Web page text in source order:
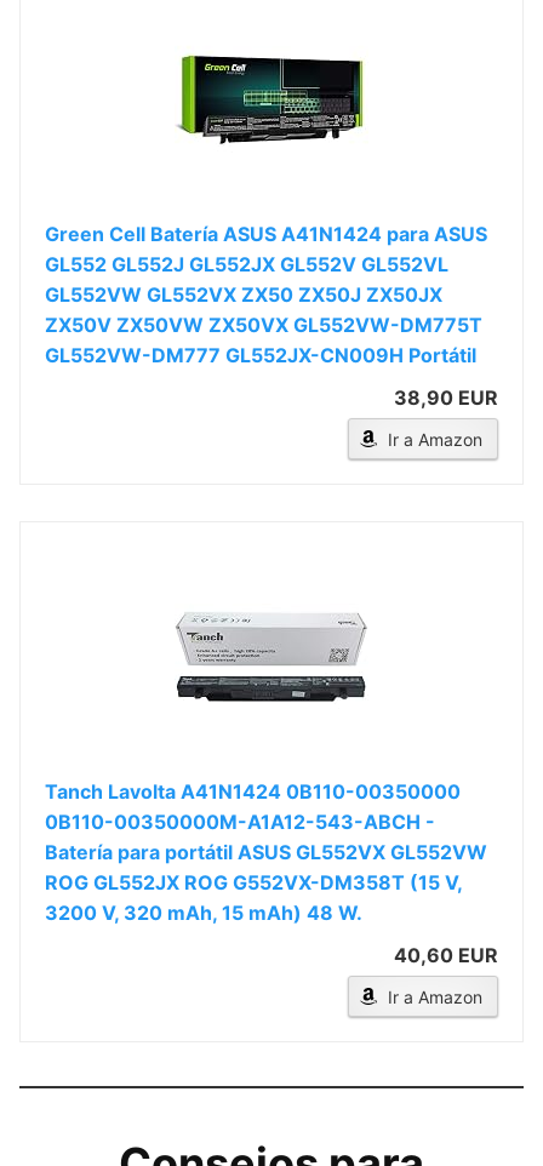
Green Cell Batería ASUS A41N1424 para ASUS
GL552 GL552J GL552JX GL552V GL552VL
GL552VW GL552VX ZX50 ZX50J ZX50JX
ZX50V ZX50VW ZX50VX GL552VW-DM775T
GL552VW-DM777 GL552JX-CN009H Portátil
38,90 EUR
Ir a Amazon
Tanch Lavolta A41N1424 0B110-00350000
0B110-00350000M-A1A12-543-ABCH -
Batería para portátil ASUS GL552VX GL552VW
ROG GL552JX ROG G552VX-DM358T (15 V,
3200 V, 320 mAh, 15 mAh) 48 W.
40,60 EUR
Ir a Amazon